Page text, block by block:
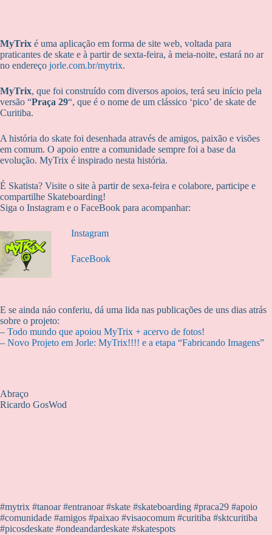
MyTrix é uma aplicação em forma de site web, voltada para
praticantes de skate e à partir de sexta-feira, à meia-noite, estará no ar
no endereço jorle.com.br/mytrix.
MyTrix, que foi construído com diversos apoios, terá seu início pela
versão “Praça 29“, que é o nome de um clássico ‘pico’ de skate de
Curitiba.
A história do skate foi desenhada através de amigos, paixão e visões
em comum. O apoio entre a comunidade sempre foi a base da
evolução. MyTrix é inspirado nesta história.
É Skatista? Visite o site à partir de sexa-feira e colabore, participe e
compartilhe Skateboarding!
Siga o Instagram e o FaceBook para acompanhar:
Instagram
FaceBook
E se ainda náo conferiu, dá uma lida nas publicações de uns dias atrás
sobre o projeto:
– Todo mundo que apoiou MyTrix + acervo de fotos!
– Novo Projeto em Jorle: MyTrix!!!! e a etapa “Fabricando Imagens”
Abraço
Ricardo GosWod
#mytrix #tanoar #entranoar #skate #skateboarding #praca29 #apoio
#comunidade #amigos #paixao #visaocomum #curitiba #sktcuritiba
#picosdeskate #ondeandardeskate #skatespots